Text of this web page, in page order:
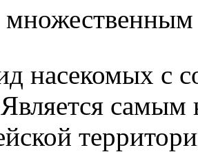
насекомых с
Является